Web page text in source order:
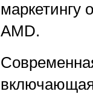
маркетингу
AMD.